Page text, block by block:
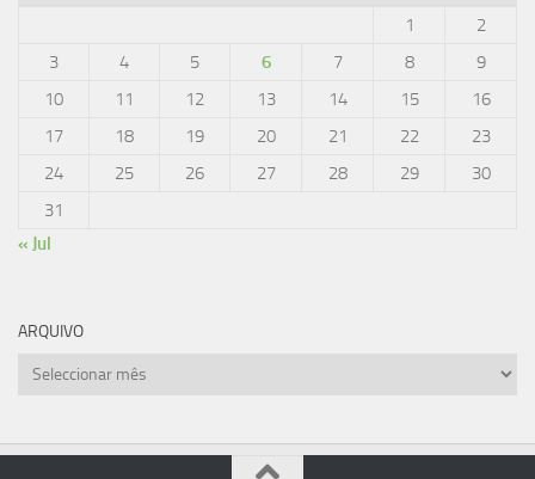
1
2
3
4 5 6 7 8
9
10
11 12 13 14 15
16
17
18 19 20 21 22
23
24
25 26 27 28 29
30
31
« Jul
ARQUIVO
Arquivo